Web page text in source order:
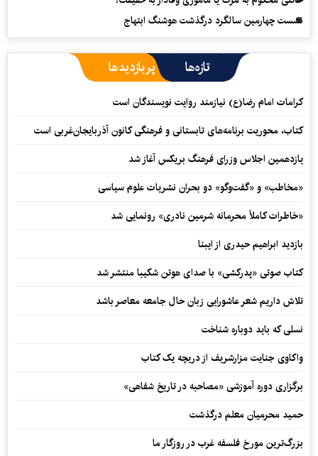
نشست چهارمین سالگرد درگذشت هوشنگ ابتهاج
تازه‌ها پربازدیدها
کرامات امام رضا(ع) نیازمند روایت نویسندگان است
کتاب، محوریت برنامه‌های تابستانی و فرهنگی کانون آذربایجان‌غربی است
یازدهمین اجلاس وزرای فرهنگ بریکس آغاز شد
«مخاطب» و «گفت‌وگو» دو بحران نشریات علوم سیاسی
«خاطرات کاملاً محرمانه شرمین نادری» رونمایی شد
بازدید ابراهیم حیدری از ایبنا
کتاب صوتی «پدرکشی» با صدای هوتن شکیبا منتشر شد
تلاش داریم شعر عاشورایی زبان حال جامعه معاصر باشد
نسلی که باید دوباره شناخت
واکاوی جنایت مزارشریف از دریچه یک کتاب
برگزاری دوره آموزشی «مصاحبه در تاریخ شفاهی»
حمید محرمیان معلم درگذشت
بزرگ‌ترین مورخ فلسفه غرب در روزگار ما